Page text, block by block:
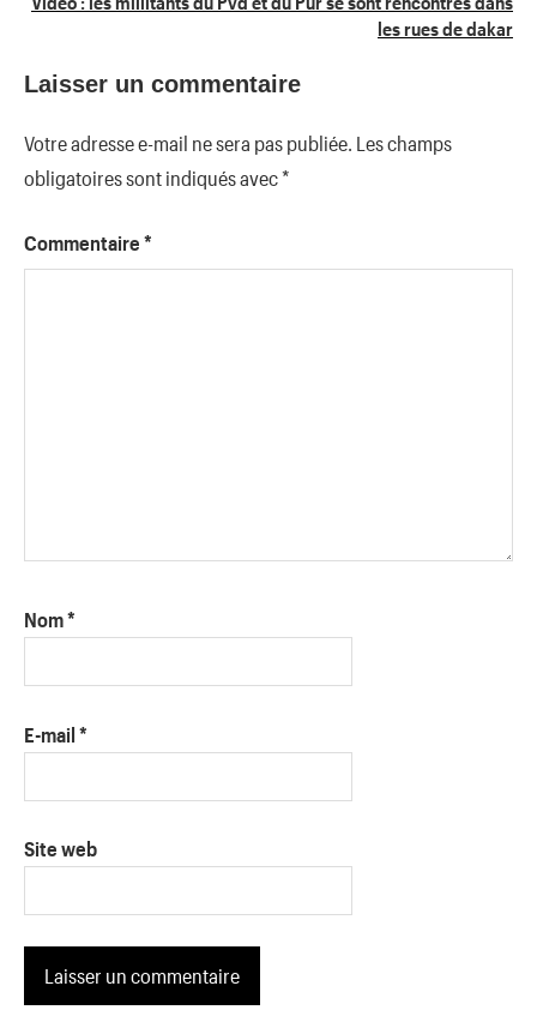
l’article
les rues de dakar
Laisser un commentaire
Votre adresse e-mail ne sera pas publiée. Les champs
obligatoires sont indiqués avec*
Commentaire *
Nom*
E-mail *
Site web